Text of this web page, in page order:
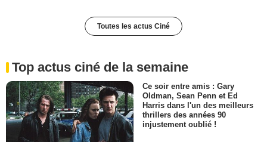
Toutes les actus Ciné
Top actus ciné de la semaine
Ce soir entre amis : Gary
Oldman, Sean Penn et Ed
Harris dans l'un des meilleurs
thrillers des années 90
injustement oublié !